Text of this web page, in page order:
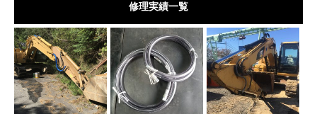
修理実績一覧